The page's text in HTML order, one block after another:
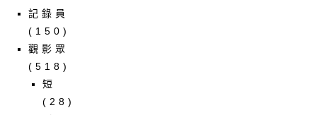
記錄員
(150)
觀影眾
(518)
短
(28)